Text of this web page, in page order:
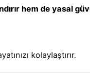
hem de yasal
kolaylaştırır.